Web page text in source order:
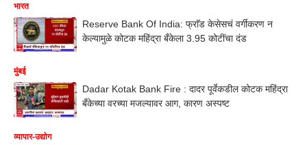
भारत
Reserve Bank Of India: फ्राॅड केसेसचं वर्गीकरण न
केल्यामुळे कोटक महिंद्रा बँकेला 3.95 कोटींचा दंड
मुंबई
Dadar Kotak Bank Fire : दादर पूर्वेकडील कोटक महिंद्रा
बँकेच्या वरच्या मजल्यावर आग, कारण अस्पष्ट
व्यापार-उद्योग